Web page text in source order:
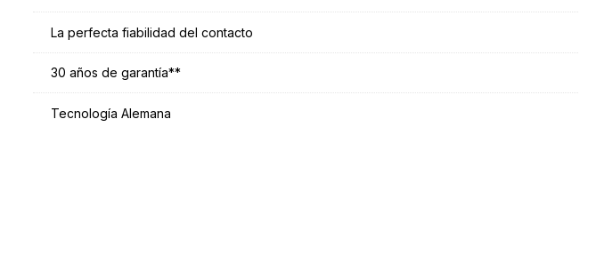
La perfecta fiabilidad del contacto
30 años de garantía**
Tecnología Alemana